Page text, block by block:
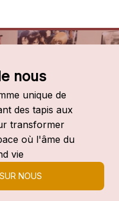
nous
unique de
des tapis aux
transformer
où l'âme du
vie
NOUS